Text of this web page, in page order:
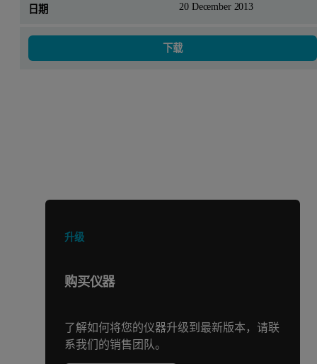
20 December 2013
下载
升级
购买仪器
了解如何将您的仪器升级到最新版本，请联
系我们的销售团队。